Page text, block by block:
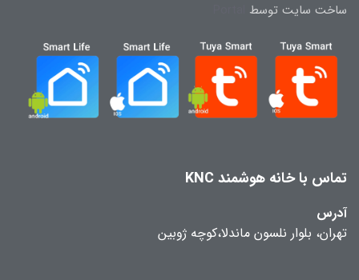
ساخت سایت توسط
تماس با خانه هوشمند KNC
آدرس
تهران، بلوار نلسون ماندلا،کوچه ژوبین